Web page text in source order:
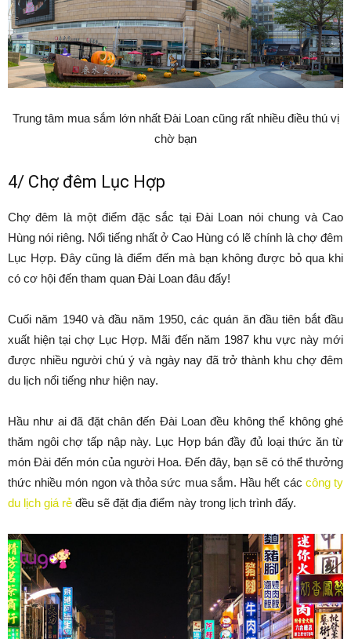
Trung tâm mua sắm lớn nhất Đài Loan cũng rất nhiều điều thú vị
chờ bạn
4/ Chợ đêm Lục Hợp
Chợ đêm là một điểm đặc sắc tại Đài Loan nói chung và Cao
Hùng nói riêng. Nổi tiếng nhất ở Cao Hùng có lẽ chính là chợ đêm
Lục Hợp. Đây cũng là điểm đến mà bạn không được bỏ qua khi
có cơ hội đến tham quan Đài Loan đâu đấy!
Cuối năm 1940 và đầu năm 1950, các quán ăn đầu tiên bắt đầu
xuất hiện tại chợ Lục Hợp. Mãi đến năm 1987 khu vực này mới
được nhiều người chú ý và ngày nay đã trở thành khu chợ đêm
du lịch nổi tiếng như hiện nay.
Hầu như ai đã đặt chân đến Đài Loan đều không thể không ghé
thăm ngôi chợ tấp nập này. Lục Hợp bán đầy đủ loại thức ăn từ
món Đài đến món của người Hoa. Đến đây, bạn sẽ có thể thưởng
thức nhiều món ngon và thỏa sức mua sắm. Hầu hết các công ty
du lịch giá rẻ đều sẽ đặt địa điểm này trong lịch trình đấy.